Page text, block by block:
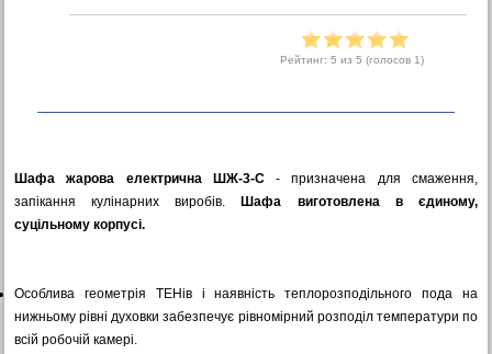
Рейтинг: 5 из 5 (голосов 1)
Шафа жарова електрична ШЖ-3-С- призначена для смаження,
запікання кулінарних виробів.
Шафа виготовлена в єдиному,
суцільному корпусі.
Особлива геометрія ТЕНів і наявність теплорозподільного пода на
нижньому рівні духовки забезпечує рівномірний розподіл температури по
всій робочій камері.